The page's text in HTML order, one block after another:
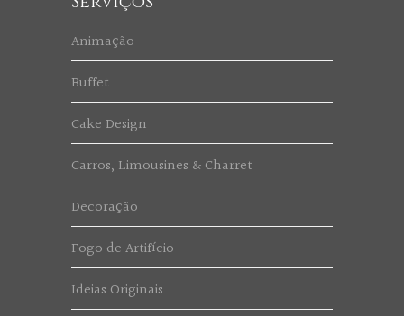
Animação
Buffet
Cake Design
Carros, Limousines & Charret
Decoração
Fogo de Artifício
Ideias Originais